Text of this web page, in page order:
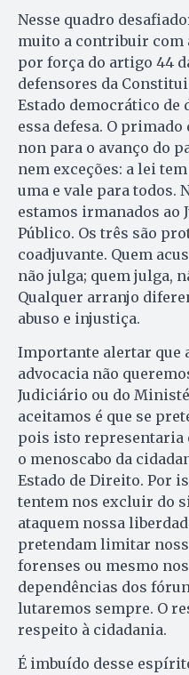
Nesse quadro
muito a contribuir com
por força do artigo 44
defensores da
Estado democrático de
essa defesa. O
non para o avanço do
nem exceções: a lei
uma e vale para todos.
estamos irmanados
Público. Os três são
coadjuvante. Quem
não julga; quem julga,
Qualquer arranjo
abuso e injustiça.
Importante alertar que
advocacia não
Judiciário ou do
aceitamos é que se
pois isto representaria
o menoscabo da
Estado de Direito. Por
tentem nos excluir do
ataquem nossa
pretendam limitar
forenses ou mesmo
dependências dos
lutaremos sempre. O
respeito à cidadania.
É imbuído desse